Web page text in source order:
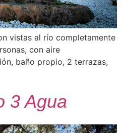
vistas al río completamente
con aire
baño propio, 2 terrazas,
3 Agua